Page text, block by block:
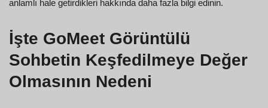
anlamlı hale getirdikleri hakkında daha fazla bilgi edinin.
İşte GoMeet Görüntülü
Sohbetin Keşfedilmeye Değer
Olmasının Nedeni